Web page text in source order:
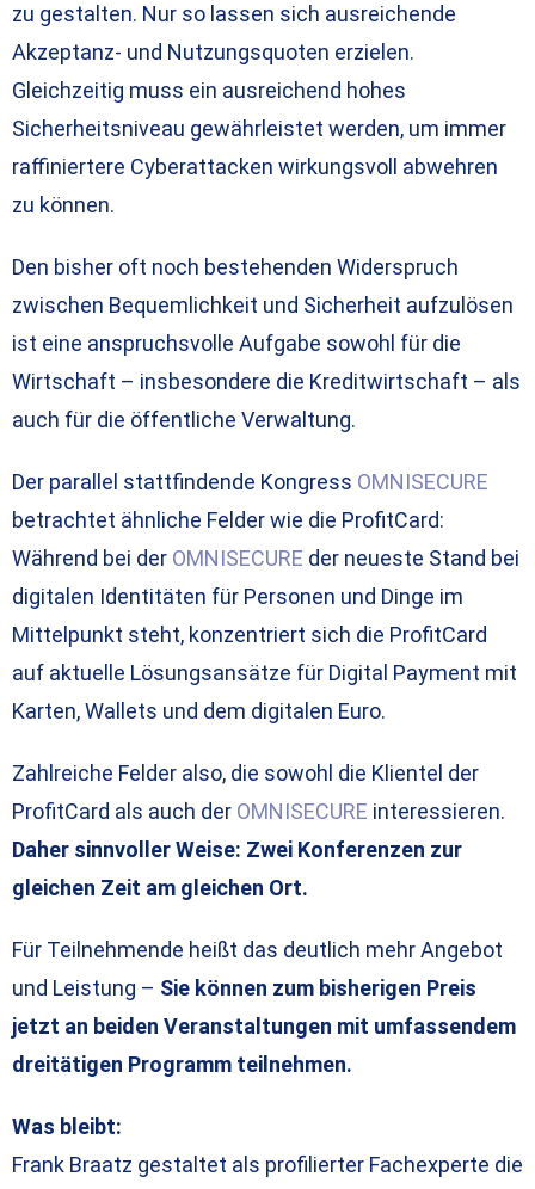
zu gestalten. Nur so lassen sich ausreichende
Akzeptanz- und Nutzungsquoten erzielen.
Gleichzeitig muss ein ausreichend hohes
Sicherheitsniveau gewährleistet werden, um immer
raffiniertere Cyberattacken wirkungsvoll abwehren
zu können.
Den bisher oft noch bestehenden Widerspruch
zwischen Bequemlichkeit und Sicherheit aufzulösen
ist eine anspruchsvolle Aufgabe sowohl für die
Wirtschaft – insbesondere die Kreditwirtschaft – als
auch für die öffentliche Verwaltung.
Der parallel stattfindende Kongress OMNISECURE
betrachtet ähnliche Felder wie die ProfitCard:
Während bei der OMNISECURE der neueste Stand bei
digitalen Identitäten für Personen und Dinge im
Mittelpunkt steht, konzentriert sich die ProfitCard
auf aktuelle Lösungsansätze für Digital Payment mit
Karten, Wallets und dem digitalen Euro.
Zahlreiche Felder also, die sowohl die Klientel der
ProfitCard als auch der OMNISECURE interessieren.
Daher sinnvoller Weise: Zwei Konferenzen zur
gleichen Zeit am gleichen Ort.
Für Teilnehmende heißt das deutlich mehr Angebot
und Leistung – Sie können zum bisherigen Preis
jetzt an beiden Veranstaltungen mit umfassendem
dreitätigen Programm teilnehmen.
Was bleibt:
Frank Braatz gestaltet als profilierter Fachexperte die